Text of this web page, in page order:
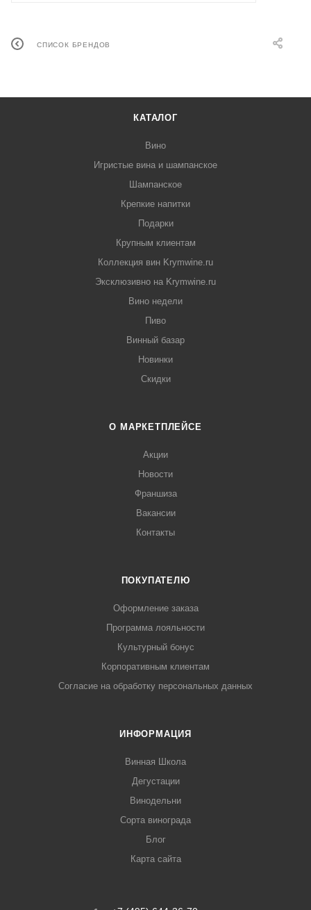
СПИСОК БРЕНДОВ
КАТАЛОГ
Вино
Игристые вина и шампанское
Шампанское
Крепкие напитки
Подарки
Крупным клиентам
Коллекция вин Krymwine.ru
Эксклюзивно на Krymwine.ru
Вино недели
Пиво
Винный базар
Новинки
Скидки
О МАРКЕТПЛЕЙСЕ
Акции
Новости
Франшиза
Вакансии
Контакты
ПОКУПАТЕЛЮ
Оформление заказа
Программа лояльности
Культурный бонус
Корпоративным клиентам
Согласие на обработку персональных данных
ИНФОРМАЦИЯ
Винная Школа
Дегустации
Винодельни
Сорта винограда
Блог
Карта сайта